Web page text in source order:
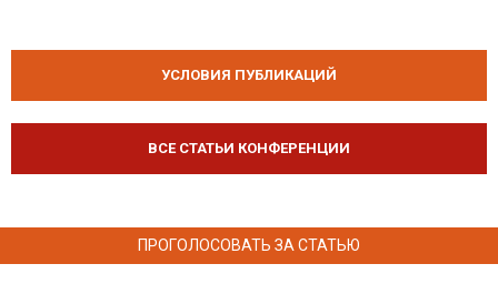
УСЛОВИЯ ПУБЛИКАЦИЙ
ВСЕ СТАТЬИ КОНФЕРЕНЦИИ
ПРОГОЛОСОВАТЬ ЗА СТАТЬЮ